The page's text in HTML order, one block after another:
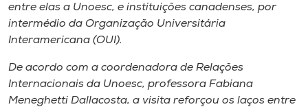
entre elas a Unoesc, e instituições canadenses, por
intermédio da Organização Universitária
Interamericana (OUI).
De acordo com a coordenadora de Relações
Internacionais da Unoesc, professora Fabiana
Meneghetti Dallacosta, a visita reforçou os laços entre